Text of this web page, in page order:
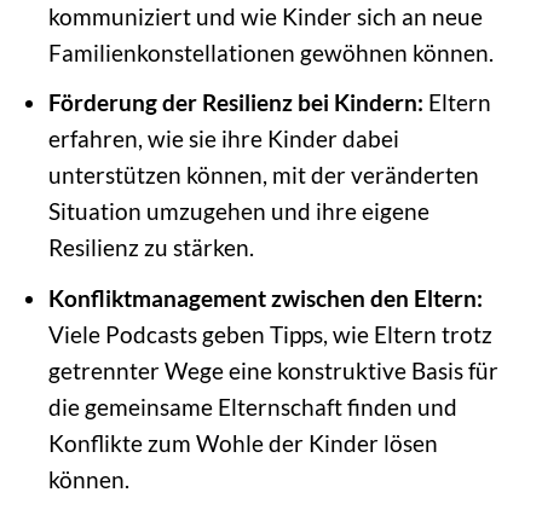
kommuniziert und wie Kinder sich an neue
Familienkonstellationen gewöhnen können.
Förderung der Resilienz bei Kindern: Eltern
erfahren, wie sie ihre Kinder dabei
unterstützen können, mit der veränderten
Situation umzugehen und ihre eigene
Resilienz zu stärken.
Konfliktmanagement zwischen den Eltern:
Viele Podcasts geben Tipps, wie Eltern trotz
getrennter Wege eine konstruktive Basis für
die gemeinsame Elternschaft finden und
Konflikte zum Wohle der Kinder lösen
können.